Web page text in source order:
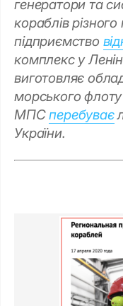
генератори та
кораблів
підприємство
комплекс у
виготовляє
морського
МПСперебуває
України.